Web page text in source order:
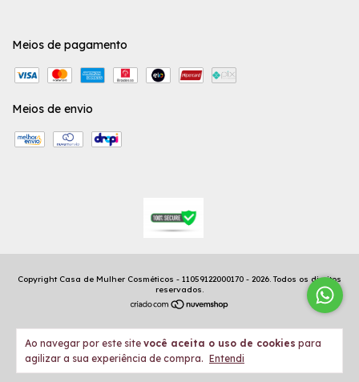
Ao navegar por este site você aceita o uso de cookies para
agilizar a sua experiência de compra. Entendi
Meios de pagamento
Meios de envio
Copyright Casa de Mulher Cosméticos - 11059122000170 - 2026. Todos os direitos
reservados.